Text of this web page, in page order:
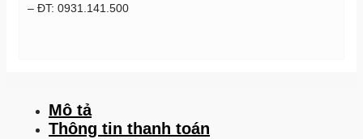
– ĐT: 0931.141.500
Mô tả
Thông tin thanh toán